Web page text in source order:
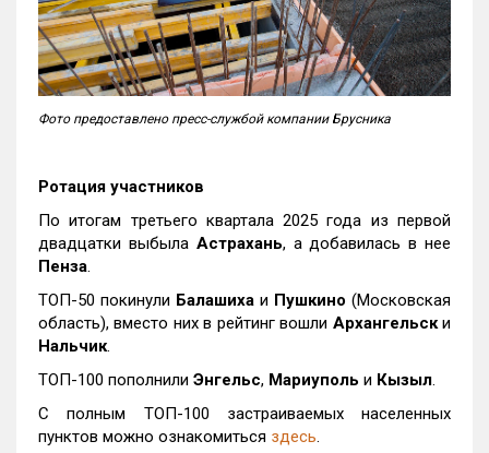
Фото предоставлено пресс-службой компании Брусника
Ротация участников
По итогам третьего квартала 2025 года из первой
двадцатки выбыла Астрахань, а добавилась в нее
Пенза.
ТОП-50 покинули Балашиха и Пушкино (Московская
область), вместо них в рейтинг вошли Архангельски
Нальчик.
ТОП-100 пополнили Энгельс, Мариуполь и Кызыл.
С полным ТОП-100 застраиваемых населенных
пунктов можно ознакомиться здесь.